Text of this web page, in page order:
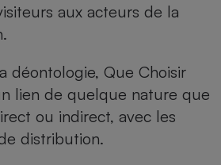
aux acteurs de la
déontologie, Que Choisir
lien de quelque nature que
ou indirect, avec les
distribution.